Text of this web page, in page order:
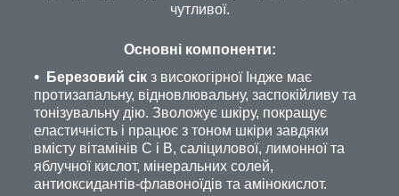
чутливої.
Основні компоненти:
Березовий сік з високогірної Індже має
протизапальну, відновлювальну, заспокійливу та
тонізувальну дію. Зволожує шкіру, покращує
еластичність і працює з тоном шкіри завдяки
вмісту вітамінів C і В, саліцилової, лимонної та
яблучної кислот, мінеральних солей,
антиоксидантів-флавоноїдів та амінокислот.